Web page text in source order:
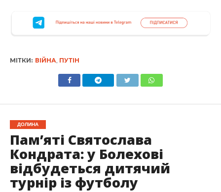
МІТКИ: ВІЙНА ПУТІН
ДОЛИНА
Пам’яті Святослава
Кондрата: у Болехові
відбудеться дитячий
турнір із футболу